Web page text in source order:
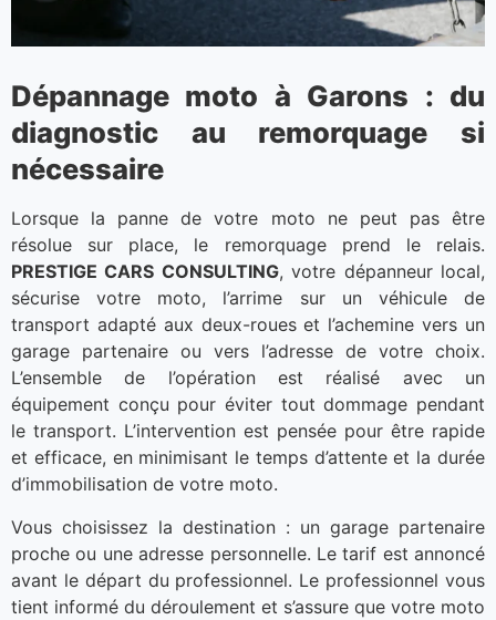
Dépannage moto à Garons : du
diagnostic au remorquage si
nécessaire
Lorsque la panne de votre moto ne peut pas être
résolue sur place, le remorquage prend le relais.
PRESTIGE CARS CONSULTING, votre dépanneur local,
sécurise votre moto, l’arrime sur un véhicule de
transport adapté aux deux-roues et l’achemine vers un
garage partenaire ou vers l’adresse de votre choix.
L’ensemble de l’opération est réalisé avec un
équipement conçu pour éviter tout dommage pendant
le transport. L’intervention est pensée pour être rapide
et efficace, en minimisant le temps d’attente et la durée
d’immobilisation de votre moto.
Vous choisissez la destination : un garage partenaire
proche ou une adresse personnelle. Le tarif est annoncé
avant le départ du professionnel. Le professionnel vous
tient informé du déroulement et s’assure que votre moto